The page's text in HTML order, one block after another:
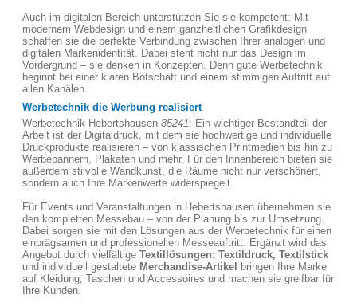
Auch im digitalen Bereich unterstützen Sie sie kompetent: Mit
modernem Webdesign und einem ganzheitlichen Grafikdesign
schaffen sie die perfekte Verbindung zwischen Ihrer analogen und
digitalen Markenidentität. Dabei steht nicht nur das Design im
Vordergrund – sie denken in Konzepten. Denn gute Werbetechnik
beginnt bei einer klaren Botschaft und einem stimmigen Auftritt auf
allen Kanälen.
Werbetechnik die Werbung realisiert
Werbetechnik Hebertshausen 85241: Ein wichtiger Bestandteil der
Arbeit ist der Digitaldruck, mit dem sie hochwertige und individuelle
Druckprodukte realisieren – von klassischen Printmedien bis hin zu
Werbebannern, Plakaten und mehr. Für den Innenbereich bieten sie
außerdem stilvolle Wandkunst, die Räume nicht nur verschönert,
sondern auch Ihre Markenwerte widerspiegelt.
Für Events und Veranstaltungen in Hebertshausen übernehmen sie
den kompletten Messebau – von der Planung bis zur Umsetzung.
Dabei sorgen sie mit den Lösungen aus der Werbetechnik für einen
einprägsamen und professionellen Messeauftritt. Ergänzt wird das
Angebot durch vielfältige Textillösungen: Textildruck, Textilstick
und individuell gestaltete Merchandise-Artikel
bringen Ihre Marke
auf Kleidung, Taschen und Accessoires und machen sie greifbar für
Ihre Kunden.